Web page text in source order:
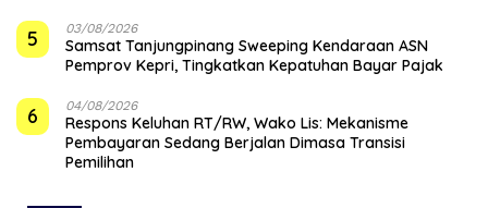
5 03/08/2026
Samsat Tanjungpinang Sweeping Kendaraan ASN
Pemprov Kepri, Tingkatkan Kepatuhan Bayar Pajak
6 04/08/2026
‎Respons Keluhan RT/RW, Wako Lis: Mekanisme
Pembayaran Sedang Berjalan Dimasa Transisi
Pemilihan